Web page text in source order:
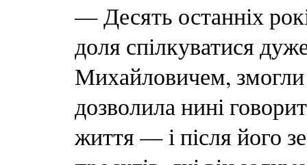
— Десять останніх
доля спілкуватися
Михайловичем, змогли
дозволила нині
життя — і після його